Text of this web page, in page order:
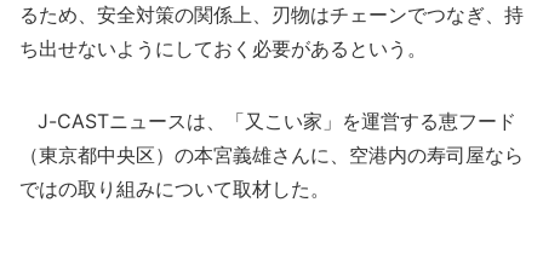
るため、安全対策の関係上、刃物はチェーンでつなぎ、持
ち出せないようにしておく必要があるという。
J-CASTニュースは、「又こい家」を運営する恵フード
（東京都中央区）の本宮義雄さんに、空港内の寿司屋なら
ではの取り組みについて取材した。